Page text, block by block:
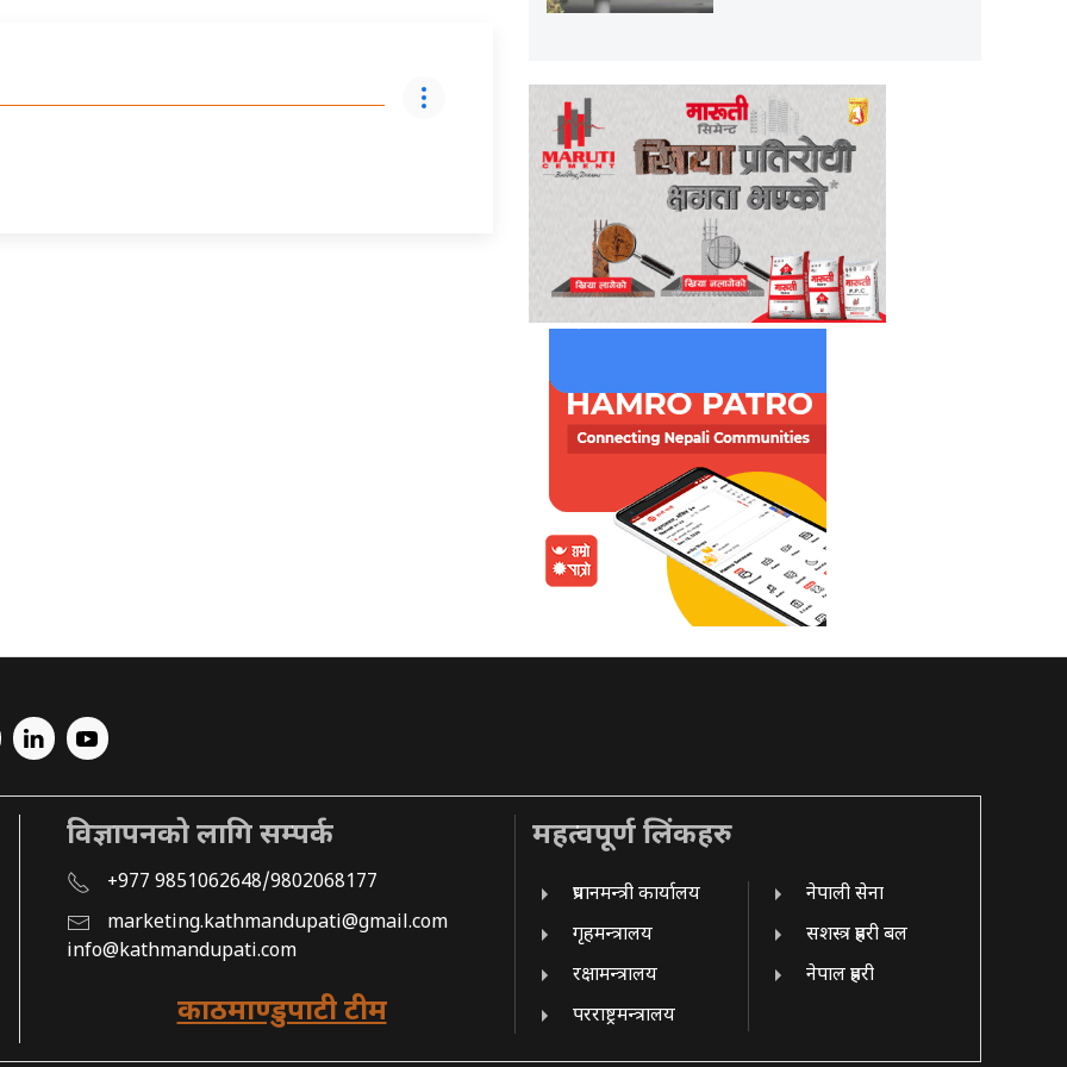
विज्ञापनको लागि सम्पर्क
+977 9851062648/9802068177
marketing.kathmandupati@gmail.com
info@kathmandupati.com
काठमाण्डुपाटी टीम
महत्वपूर्ण लिंकहरु
प्रधानमन्त्री कार्यालय
गृहमन्त्रालय
रक्षामन्त्रालय
परराष्ट्रमन्त्रालय
नेपाली सेना
सशस्त्र प्रहरी बल
नेपाल प्रहरी